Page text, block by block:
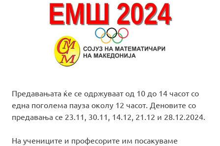
Предавањата ќе се одржуваат од 10 до 14 часот со
една поголема пауза околу 12 часот. Деновите со
предавања се 23.11, 30.11, 14.12, 21.12 и 28.12.2024.
На учениците и професорите им посакуваме